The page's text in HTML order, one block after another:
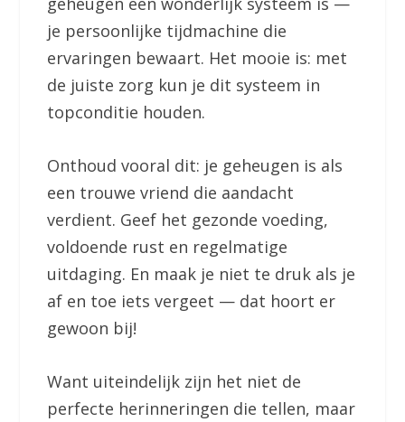
je persoonlijke tijdmachine die
ervaringen bewaart. Het mooie is: met
de juiste zorg kun je dit systeem in
topconditie houden.
Onthoud vooral dit: je geheugen is als
een trouwe vriend die aandacht
verdient. Geef het gezonde voeding,
voldoende rust en regelmatige
uitdaging. En maak je niet te druk als je
af en toe iets vergeet — dat hoort er
gewoon bij!
Want uiteindelijk zijn het niet de
perfecte herinneringen die tellen, maar